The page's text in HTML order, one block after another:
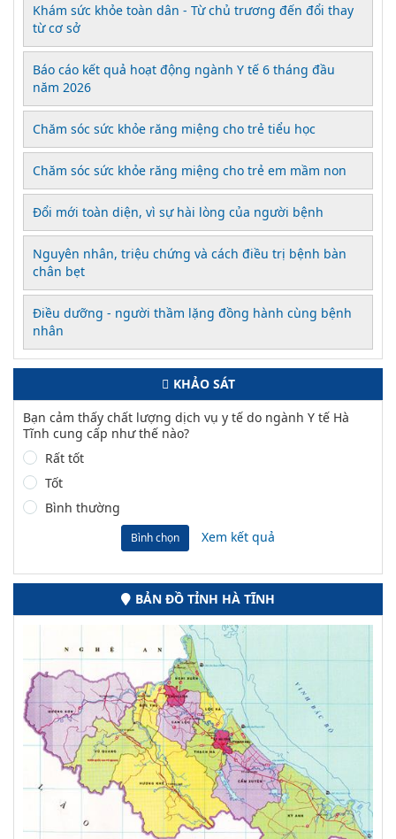
Khám sức khỏe toàn dân - Từ chủ trương đến đổi thay
từ cơ sở
Báo cáo kết quả hoạt động ngành Y tế 6 tháng đầu
năm 2026
Chăm sóc sức khỏe răng miệng cho trẻ tiểu học
Chăm sóc sức khỏe răng miệng cho trẻ em mầm non
Đổi mới toàn diện, vì sự hài lòng của người bệnh
Nguyên nhân, triệu chứng và cách điều trị bệnh bàn
chân bẹt
Điều dưỡng - người thầm lặng đồng hành cùng bệnh
nhân
KHẢO SÁT
Bạn cảm thấy chất lượng dịch vụ y tế do ngành Y tế Hà
Tĩnh cung cấp như thế nào?
Rất tốt
Tốt
Bình thường
Bình chọn Xem kết quả
BẢN ĐỒ TỈNH HÀ TĨNH